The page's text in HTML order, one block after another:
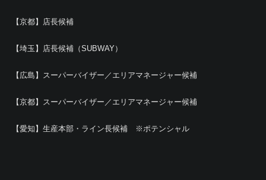
【京都】店長候補
【埼玉】店長候補（SUBWAY）
【広島】スーパーバイザー／エリアマネージャー候補
【京都】スーパーバイザー／エリアマネージャー候補
【愛知】生産本部・ライン長候補 ※ポテンシャル